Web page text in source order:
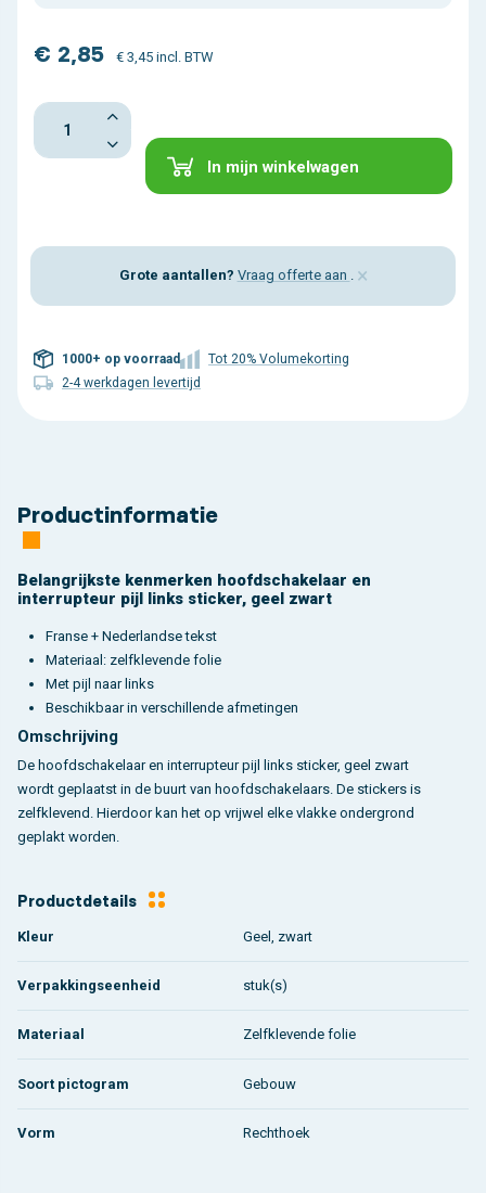
€ 2,85 € 3,45 incl. BTW
In mijn winkelwagen
Grote aantallen? Vraag offerte aan . ×
1000+ op voorraad
Tot 20% Volumekorting
2-4 werkdagen levertijd
Productinformatie
Belangrijkste kenmerken hoofdschakelaar en
interrupteur pijl links sticker, geel zwart
Franse + Nederlandse tekst
Materiaal: zelfklevende folie
Met pijl naar links
Beschikbaar in verschillende afmetingen
Omschrijving
De hoofdschakelaar en interrupteur pijl links sticker, geel zwart
wordt geplaatst in de buurt van hoofdschakelaars. De stickers is
zelfklevend. Hierdoor kan het op vrijwel elke vlakke ondergrond
geplakt worden.
Productdetails
Kleur Geel, zwart
Verpakkingseenheid stuk(s)
Materiaal Zelfklevende folie
Soort pictogram Gebouw
Vorm Rechthoek